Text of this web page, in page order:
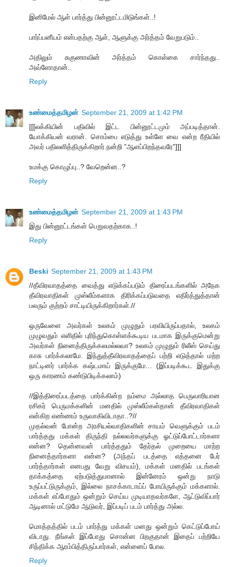
இனிமேல் ஆள் பார்த்து பின்னூட்டமிடுங்கள்..!
பார்ப்பனீயம் என்பதற்கு ஆள், ஆளுக்கு அர்த்தம் வேறுபடும்..
அதிலும் சுகுணாவின் அர்த்தம் கொள்கை சார்ந்தது..
அவ்ளோதான்..
Reply
உண்மைத்தமிழன் September 21, 2009 at 1:42 PM
[[[லக்கியின் பதிவில் இட்ட பின்னூட்டமும் அப்படித்தான்.
யோக்கியன் வரான். சொம்பை எடுத்து உள்ளே வை என்ற ரீதியில்
அவர் பதிலளித்திருக்கிறார்.நன்றி ”ஆளப்பிறந்தவரே”]]]
உமக்கு கொழுப்பு..? வேறென்ன..?
Reply
உண்மைத்தமிழன் September 21, 2009 at 1:43 PM
இது பின்னூட்டங்கள் பெறுவதற்காக..!
Reply
Beski September 21, 2009 at 1:43 PM
//தீவிரவாதத்தை வைத்து எடுக்கப்படும் திரைப்படங்களில் அநேக
தீவிரவாதிகள் முஸ்லீம்களாக திரிக்கப்படுவதை எதிர்த்துத்தான்
பலரும் குற்றம் சாட்டியிருக்கிறார்கள்.//
ஒருவேளை அவர்கள் உலகம் முழுதும் பரவியிருப்பதால், உலகம்
முழுவதும் எளிதில் புரிந்துகொள்ளக்கூடிய படமாக இருக்குமென்று
அவர்கள் நினைத்திருக்கலமல்லவா? உலகம் முழுதும் ரிலீஸ் செய்து
காசு பார்க்கலாமே. இந்துத்தீவிரவாதத்தைப் பற்றி எடுத்தால் மற்ற
நாட்டினர் பார்க்க கஷ்டமாய் இருக்குமே... (இப்படிக்கூட இதுக்கு
ஒரு காரணம் கண்டுபிடிக்கலாம்)
//இத்திரைப்படத்தை பார்க்கின்ற நம்மை அல்லாத பெருவாரியான
ரசிகர் பெருமக்களின் மனதில் முஸ்லீம்கள்தான் தீவிரவாதிகள்
என்கிற எண்ணம் உருவாகிவிடாதா..?//
முதல்வன் போன்ற அரசியல்வாதிகளின் சாயம் வெளுக்கும் படம்
பார்த்தது மக்கள் திருந்தி நல்லவர்களுக்கு ஓட்டுப்போட்டார்களா
என்ன? தென்னவன் பார்த்ததும் தேர்தல் முறையை மாற்ற
நினைத்தார்களா என்ன? (அந்தப் படத்தை எத்தனை பேர்
பார்த்தார்கள் எனபது வேறு விசயம்), மக்கள் மனதில் படங்கள்
தாக்கத்தை ஏற்படுத்துமானால் இன்னேரம் ஒன்று நாடு
உருப்பட்டுருக்கும், இல்லை நாசக்காடாய்ப் போயிருக்கும் மக்களால்.
மக்கள் எப்போதும் ஒன்றும் செய்ய முடியாதவர்களே, ஆட்டுவிப்பார்
ஆடினால் மட்டுமே ஆடுவர், இப்படிப் படம் பார்த்து அல்ல.
மொத்தத்தில் படம் பார்த்து மக்கள் மனது ஒன்றும் கெட்டுப்போய்
விடாது. நீங்கள் இப்போது சொன்ன பிறகுதான் இதைப் பற்றியே
சிந்திக்க ஆரம்பித்திருப்பார்கள், என்னைப் போல.
Reply